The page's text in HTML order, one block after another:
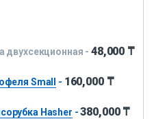
двухсекционная -48,000 ₸
Small - 160,000 ₸
Hasher -380,000 ₸